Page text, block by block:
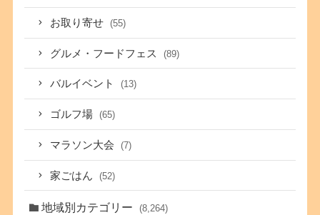
お取り寄せ (55)
グルメ・フードフェス (89)
バルイベント (13)
ゴルフ場 (65)
マラソン大会 (7)
家ごはん (52)
地域別カテゴリー (8,264)